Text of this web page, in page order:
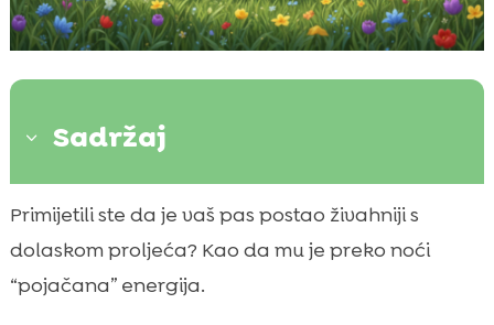
3 Sadržaj
 Što se u proljeće mijenja u ponašanju našeg
psa

Više dnevnog svjetla i utjecaj na cirkadijalni
Primijetili ste da je vaš pas postao živahniji s
dolaskom proljeća? Kao da mu je preko noći
“pojačana” energija.